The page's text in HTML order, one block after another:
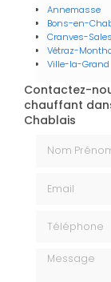
Annemasse
Bons-en-
Cranves-Sales
Vétraz-
Ville-la-Grand
Contactez-
chauffant
Chablais
Message